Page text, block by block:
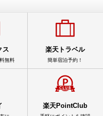
ス
無料
楽天トラベル
簡単宿泊予約！
楽天PointClub